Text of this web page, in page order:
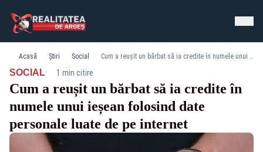
Acasă Știri Social Cum a reușit un bărbat să ia credite în numele unui ieșean folosind date personale luate de pe internet
SOCIAL· 1 min citire
Cum a reușit un bărbat să ia credite în
numele unui ieșean folosind date
personale luate de pe internet